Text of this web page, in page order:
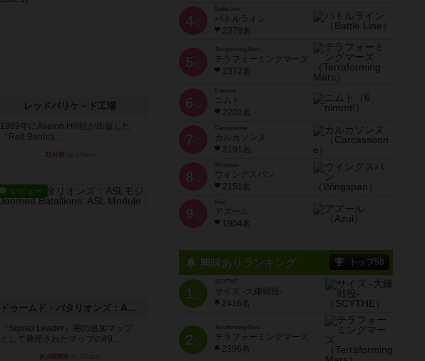
レッドバリケ－ド工場
1989年にAvalon Hill社が出版した
『Red Barrica...
31分前
レビュー
ドゥームド・バタリオンズ：ASLモジュール11
『Squad Leader』用の追加マップ
として発売されたマップの#9...
約3時間前
4位
Battle Line
バトルライン
2379名
5 位
Terraforming Mars
テラフォーミングマーズ
2372名
6 位
ニムト
2202名
7 位
Carcassonne
カルカソンヌ
2191名
8 位
Wingspan
ウイングスパン
2151名
9 位
Azul
アズール
1904名
興味ありランキング トップ50
1位
SCYTHE
サイズ -大鎌戦役-
2416名
2位
Terraforming Mars
テラフォーミングマーズ
2396名